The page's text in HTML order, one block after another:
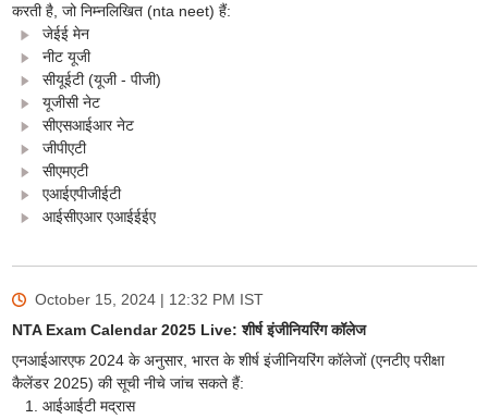
करती है, जो निम्नलिखित (nta neet) हैं:
जेईई मेन
नीट यूजी
सीयूईटी (यूजी - पीजी)
यूजीसी नेट
सीएसआईआर नेट
जीपीएटी
सीएमएटी
एआईएपीजीईटी
आईसीएआर एआईईईए
October 15, 2024 | 12:32 PM IST
NTA Exam Calendar 2025 Live: शीर्ष इंजीनियरिंग कॉलेज
एनआईआरएफ 2024 के अनुसार, भारत के शीर्ष इंजीनियरिंग कॉलेजों (एनटीए परीक्षा
कैलेंडर 2025) की सूची नीचे जांच सकते हैं:
आईआईटी मद्रास